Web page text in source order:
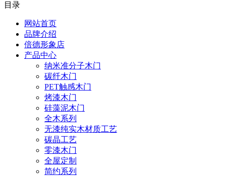
目录
网站首页
品牌介绍
倍德形象店
产品中心
纳米准分子木门
碳纤木门
PET触感木门
烤漆木门
硅藻泥木门
全木系列
无漆纯实木材质工艺
碳晶工艺
零漆木门
全屋定制
简约系列